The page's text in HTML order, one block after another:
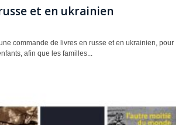
et en ukrainien
commande de livres en russe et en ukrainien, pour
afin que les familles...